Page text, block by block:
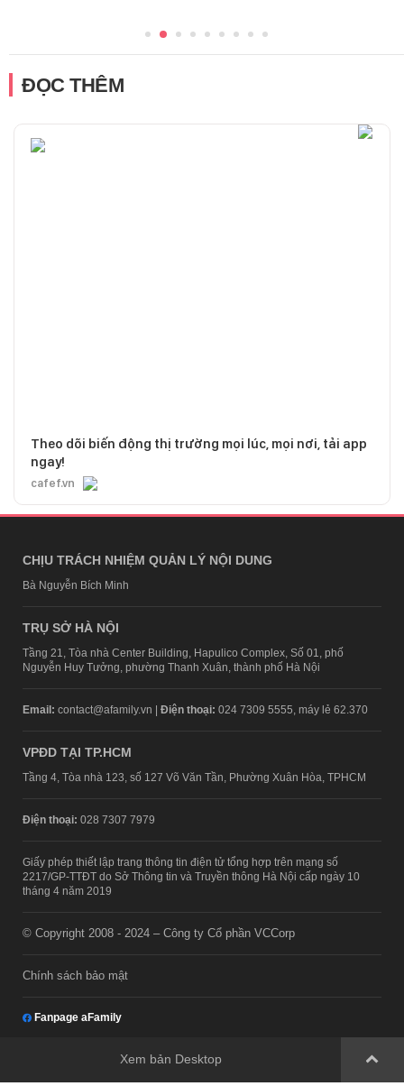
ĐỌC THÊM
Theo dõi biến động thị trường mọi lúc, mọi nơi, tải app
ngay!
cafef.vn
CHỊU TRÁCH NHIỆM QUẢN LÝ NỘI DUNG
Bà Nguyễn Bích Minh
TRỤ SỞ HÀ NỘI
Tầng 21, Tòa nhà Center Building, Hapulico Complex, Số 01, phố
Nguyễn Huy Tưởng, phường Thanh Xuân, thành phố Hà Nội
Email: contact@afamily.vn | Điện thoại: 024 7309 5555, máy lẻ 62.370
VPĐD TẠI TP.HCM
Tầng 4, Tòa nhà 123, số 127 Võ Văn Tần, Phường Xuân Hòa, TPHCM
Điện thoại: 028 7307 7979
Giấy phép thiết lập trang thông tin điện tử tổng hợp trên mạng số
2217/GP-TTĐT do Sở Thông tin và Truyền thông Hà Nội cấp ngày 10
tháng 4 năm 2019
© Copyright 2008 - 2024 – Công ty Cổ phần VCCorp
Chính sách bảo mật
Fanpage aFamily
Xem bản Desktop